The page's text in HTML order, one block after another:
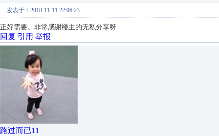
发表于：2018-11-11 22:06:23
正好需要。非常感谢楼主的无私分享呀
回复 引用 举报
路过而已11